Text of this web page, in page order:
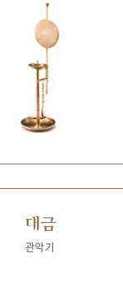
대금
관악기